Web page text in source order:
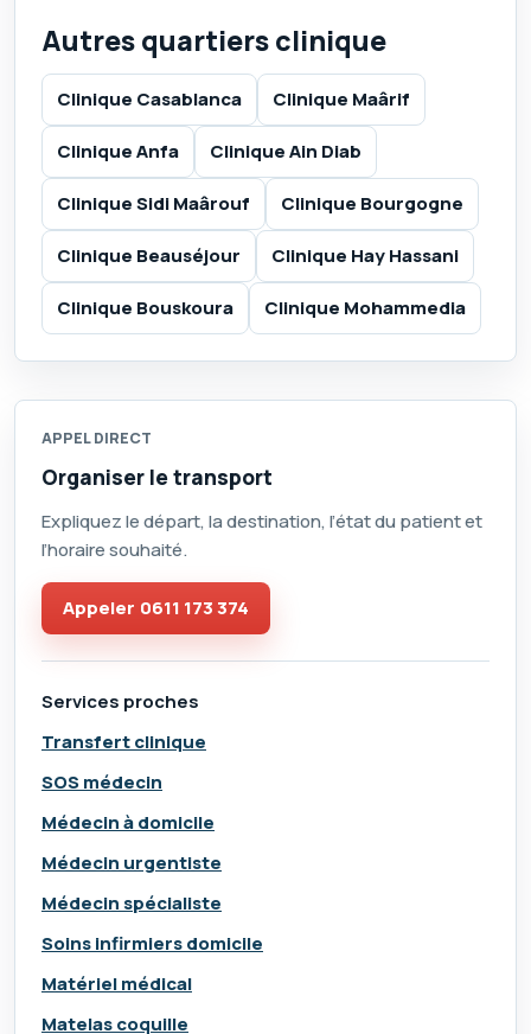
Autres quartiers clinique
Clinique Casablanca Clinique Maârif
Clinique Anfa Clinique Ain Diab
Clinique Sidi Maârouf Clinique Bourgogne
Clinique Beauséjour Clinique Hay Hassani
Clinique Bouskoura Clinique Mohammedia
APPEL DIRECT
Organiser le transport
Expliquez le départ, la destination, l’état du patient et
l’horaire souhaité.
Appeler 0611 173 374
Services proches
Transfert clinique
SOS médecin
Médecin à domicile
Médecin urgentiste
Médecin spécialiste
Soins infirmiers domicile
Matériel médical
Matelas coquille